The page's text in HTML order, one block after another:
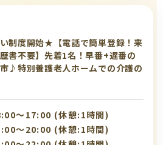
制度開始★【電話で簡単登録！来
書不要】先着1名！早番+遅番の
♪特別養護老人ホームでの介護の
〜17:00 (休憩:1時間)
〜20:00 (休憩:1時間)